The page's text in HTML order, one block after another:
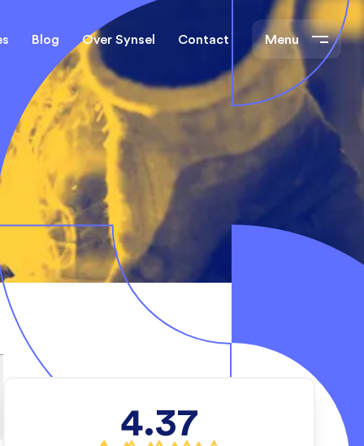
Engineers
Technische
Mechanical Engineers
Monteurs Technische
Dienst
Blog Over Synsel Contact Menu
4.37